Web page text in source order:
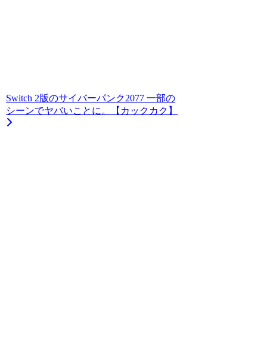
Switch 2版のサイバーパンク2077 一部の
シーンでヤバいことに。【カックカク】